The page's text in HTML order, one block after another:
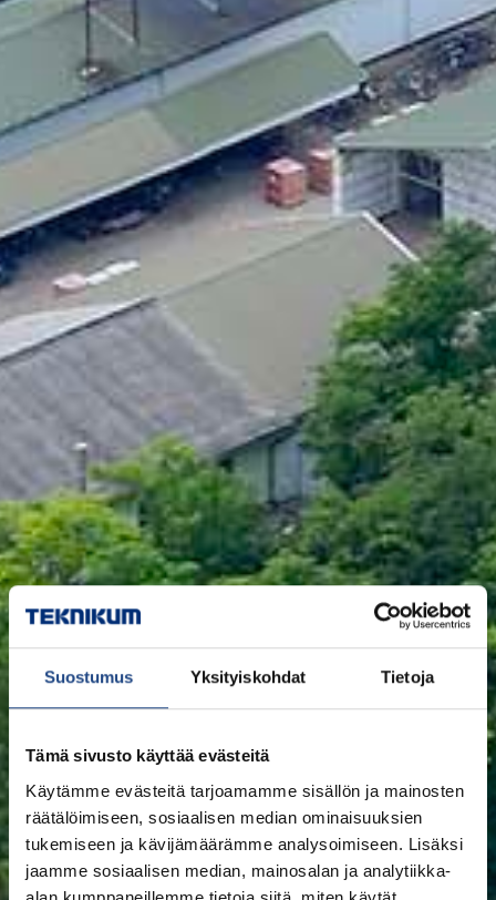
Suostumus Yksityiskohdat Tietoja
Tämä sivusto käyttää evästeitä
Käytämme evästeitä tarjoamamme sisällön ja mainosten
räätälöimiseen, sosiaalisen median ominaisuuksien
tukemiseen ja kävijämäärämme analysoimiseen. Lisäksi
jaamme sosiaalisen median, mainosalan ja analytiikka-